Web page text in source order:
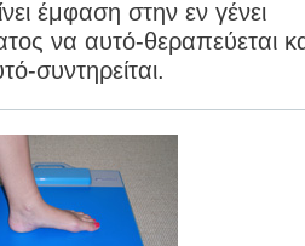
έμφαση στην εν γένει
να αυτό-θεραπεύεται
συντηρείται.